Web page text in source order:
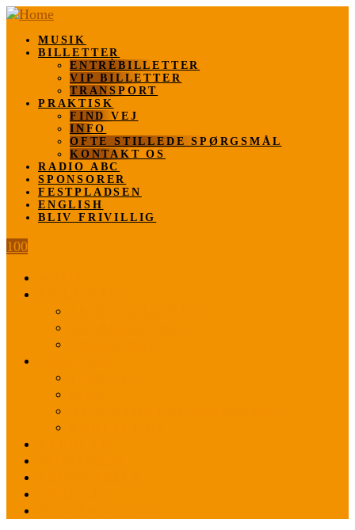
MUSIK
BILLETTER
ENTRÈBILLETTER
VIP BILLETTER
TRANSPORT
PRAKTISK
FIND VEJ
INFO
OFTE STILLEDE SPØRGSMÅL
KONTAKT OS
RADIO ABC
SPONSORER
FESTPLADSEN
ENGLISH
BLIV FRIVILLIG
100